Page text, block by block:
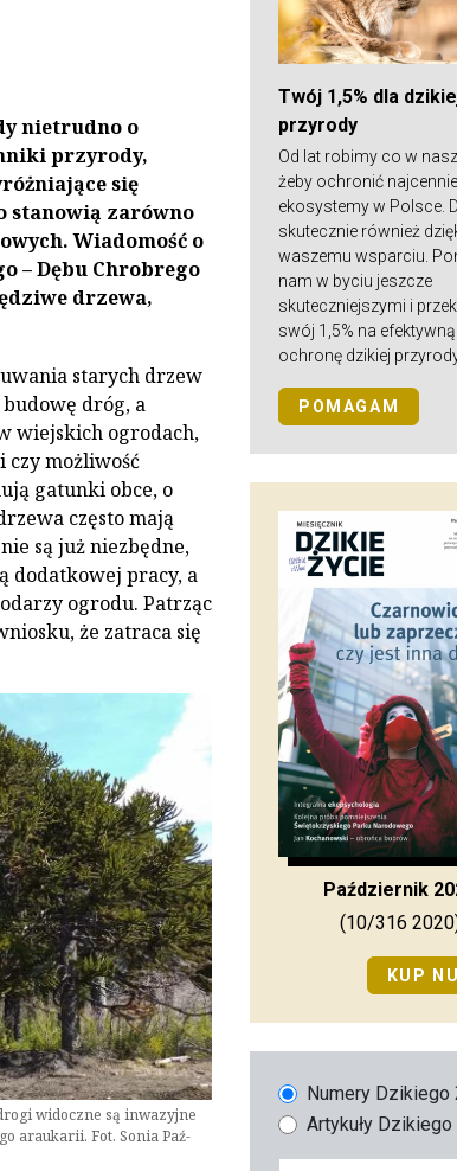
nietrudno o
przyrody,
się
stanowią zarówno
Wiadomość o
– Dębu Chrobrego
drzewa,
starych drzew
dróg, a
wiejskich ogrodach,
czy możliwość
gatunki obce, o
często mają
są już niezbędne,
dodatkowej pracy, a
ogrodu. Patrząc
że zatraca się
widoczne są inwazyjne
araukarii. Fot. Sonia Paź-
Twój 1,5% dla
przyrody
Od lat robimy co w
żeby ochronić
ekosystemy w Polsce.
skutecznie również
waszemu wsparciu.
nam w byciu jeszcze
skuteczniejszymi i
swój 1,5% na efektywną
ochronę dzikiej
POMAGAM
Październik
(10/316
KUP
Numery Dzikiego
Artykuły